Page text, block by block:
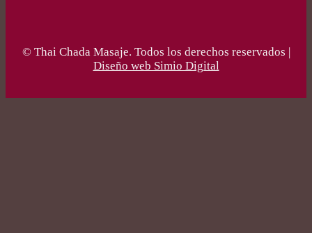
© Thai Chada Masaje. Todos los derechos reservados |
Diseño web Simio Digital